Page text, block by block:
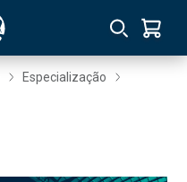
Especialização